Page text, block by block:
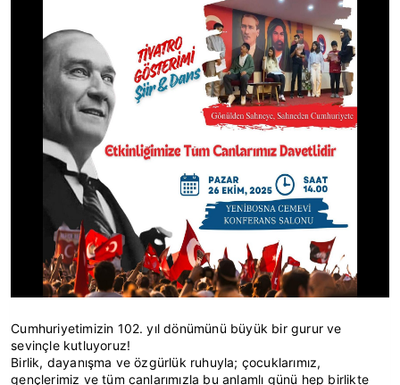
Cumhuriyetimizin 102. yıl dönümünü büyük bir gurur ve
sevinçle kutluyoruz!
Birlik, dayanışma ve özgürlük ruhuyla; çocuklarımız,
gençlerimiz ve tüm canlarımızla bu anlamlı günü hep birlikte